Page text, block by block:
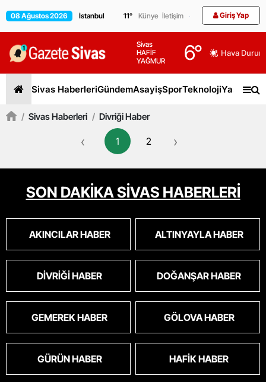
08 Ağustos 2026 11° Künye İletişim Giriş Yap
Sivas
HAFİF
YAĞMUR
6° Hava
Sivas HaberleriGündemAsayişSporTeknolojiYaşam
/ Sivas Haberleri / Divriği Haber
‹ 1 2 ›
SON DAKİKA SİVAS HABERLERİ
AKINCILAR HABER ALTINYAYLA HABER
DIVRIĞI HABER DOĞANŞAR HABER
GEMEREK HABER GÖLOVA HABER
GÜRÜN HABER HAFIK HABER